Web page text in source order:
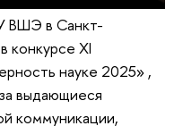
ВШЭ в Санкт-
конкурсе XI
науке 2025» ,
выдающиеся
коммуникации,